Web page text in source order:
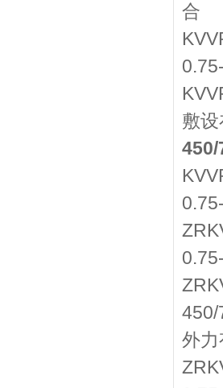
合
敷
450/
450/
外